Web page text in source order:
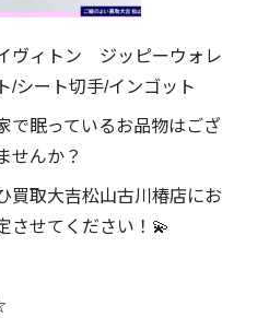
ヴィトン ジッピーウォレ
/シート切手/インゴット
で眠っているお品物はござ
せんか？
買取大吉松山古川椿店にお
させてください！💫